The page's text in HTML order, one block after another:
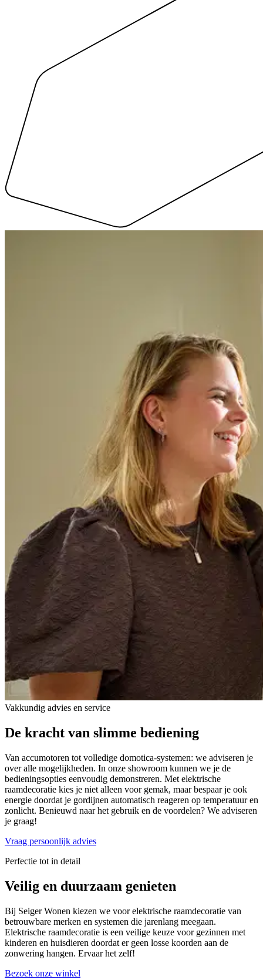
Vakkundig advies en service
De kracht van slimme bediening
Van accumotoren tot volledige domotica-systemen: we adviseren je
over alle mogelijkheden. In onze showroom kunnen we je de
bedieningsopties eenvoudig demonstreren. Met elektrische
raamdecoratie kies je niet alleen voor gemak, maar bespaar je ook
energie doordat je gordijnen automatisch reageren op temperatuur en
zonlicht. Benieuwd naar het gebruik en de voordelen? We adviseren
je graag!
Vraag persoonlijk advies
Perfectie tot in detail
Veilig en duurzaam genieten
Bij Seiger Wonen kiezen we voor elektrische raamdecoratie van
betrouwbare merken en systemen die jarenlang meegaan.
Elektrische raamdecoratie is een veilige keuze voor gezinnen met
kinderen en huisdieren doordat er geen losse koorden aan de
zonwering hangen. Ervaar het zelf!
Bezoek onze winkel